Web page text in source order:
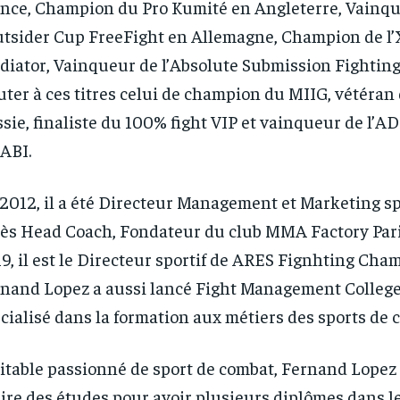
Pay now and you get access to exclusive
news and articles for a whole year.
every
opt
Pay now and you get access to exclusive
news and articles for a whole year.
every
opt
Champion du Pro Kumité en Angleterre,
Cup FreeFight en Allemagne, Champion de
Vainqueur de l’Absolute Submission
à ces titres celui de champion du MIIG, vétéran
finaliste du 100% fight VIP et vainqueur de
il a été Directeur Management et Marketing
Head Coach, Fondateur du club MMA Factory
il est le Directeur sportif de ARES Fignhting
Lopez a aussi lancé Fight Management
dans la formation aux métiers des sports de
passionné de sport de combat, Fernand Lopez